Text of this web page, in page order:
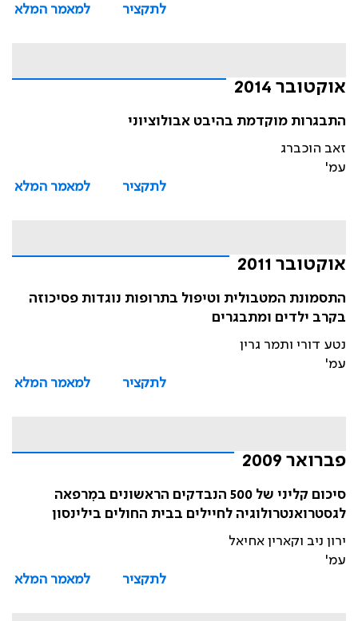
לתקציר
למאמר המלא
אוקטובר 2014
התבגרות מוקדמת בהיבט אבולוציוני
זאב הוכברג
עמ'
לתקציר
למאמר המלא
אוקטובר 2011
התסמונת המטבולית וטיפול בתרופות נוגדות פסיכוזה
בקרב ילדים ומתבגרים
נטע דורי ותמר גרין
עמ'
לתקציר
למאמר המלא
פברואר 2009
סיכום קליני של 500 הנבדקים הראשונים במִרפאה
לגסטרואנטרולוגיה לחיילים בבית החולים בילינסון
ירון ניב וקארין אחיאל
עמ'
לתקציר
למאמר המלא